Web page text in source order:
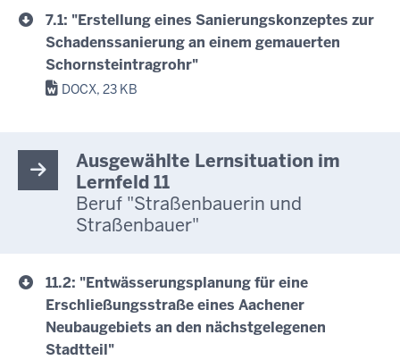
7.1: "Erstellung eines Sanierungskonzeptes zur
Schadenssanierung an einem gemauerten
Schornsteintragrohr"
DOCX, 23 KB
Ausgewählte Lernsituation im
Lernfeld 11
Beruf "Straßenbauerin und
Straßenbauer"
11.2: "Entwässerungsplanung für eine
Erschließungsstraße eines Aachener
Neubaugebiets an den nächstgelegenen
Stadtteil"